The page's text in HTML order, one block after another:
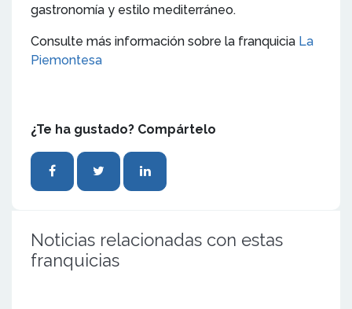
gastronomía y estilo mediterráneo.
Consulte más información sobre la franquicia La
Piemontesa
¿Te ha gustado? Compártelo
Noticias relacionadas con estas
franquicias